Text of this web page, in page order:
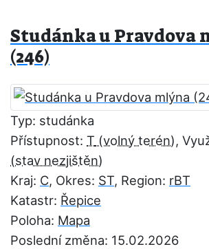
Studánka u Pravdova
(246)
Typ: studánka
Přístupnost: T ,
Kraj: C, Okres: ST, Region: rBT
Katastr: Řepice
Poloha: Mapa
Poslední změna: 15.02.2026